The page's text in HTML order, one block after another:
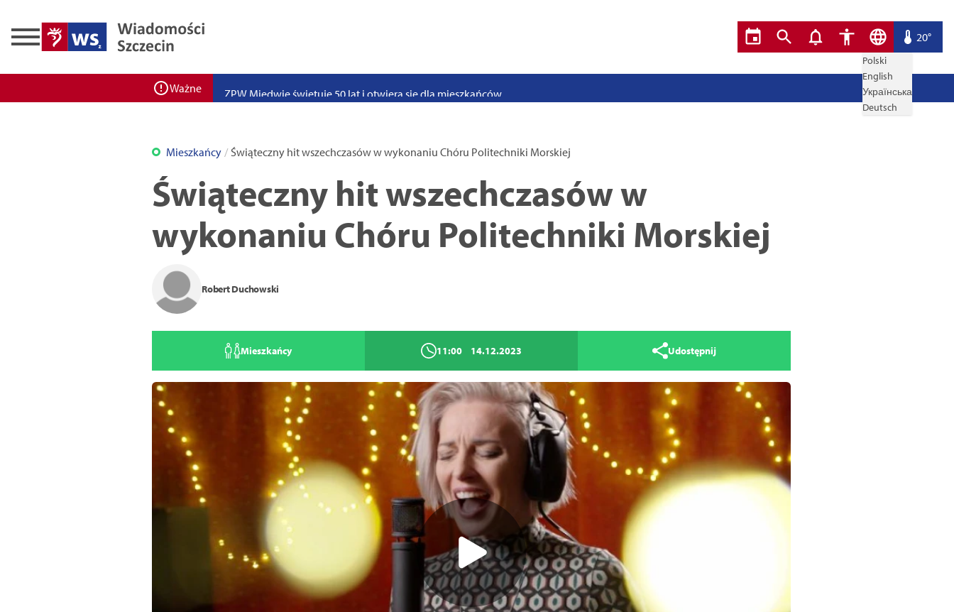
Polski
English
Українська
Deutsch
20°
Ważne
ZPW Miedwie świętuje 50 lat i otwiera się dla mieszkańców
Program „Nowy Dom”. Trwa nabór wniosków na wynajem 12 lokali w centrum miasta
Mieszkańcy Świąteczny hit wszechczasów w wykonaniu Chóru Politechniki Morskiej
Świąteczny hit wszechczasów w
wykonaniu Chóru Politechniki Morskiej
Robert Duchowski
Mieszkańcy 11:00 14.12.2023 Udostępnij